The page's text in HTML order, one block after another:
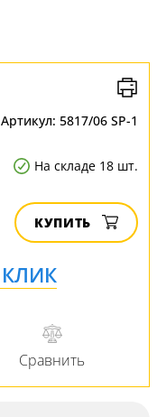
Артикул: 5817/06 SP-1
На складе 18 шт.
КУПИТЬ